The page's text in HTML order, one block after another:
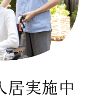
居実施中